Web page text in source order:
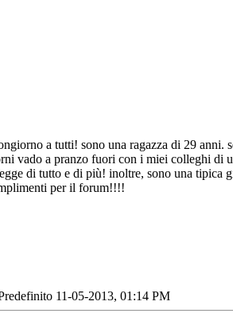
a tutti! sono una ragazza di 29 anni.
vado a pranzo fuori con i miei colleghi di
di tutto e di più! inoltre, sono una tipica
per il forum!!!!
11-05-2013, 01:14 PM